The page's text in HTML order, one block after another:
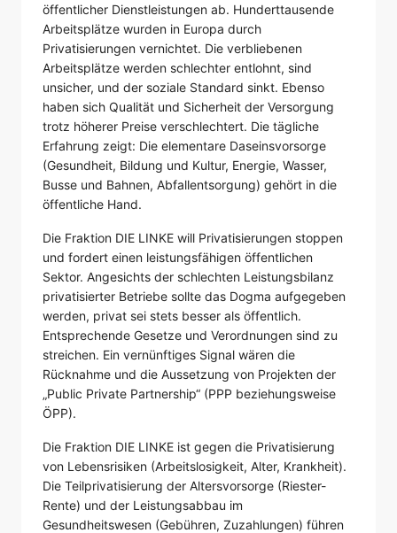
öffentlicher Dienstleistungen ab. Hunderttausende
Arbeitsplätze wurden in Europa durch
Privatisierungen vernichtet. Die verbliebenen
Arbeitsplätze werden schlechter entlohnt, sind
unsicher, und der soziale Standard sinkt. Ebenso
haben sich Qualität und Sicherheit der Versorgung
trotz höherer Preise verschlechtert. Die tägliche
Erfahrung zeigt: Die elementare Daseinsvorsorge
(Gesundheit, Bildung und Kultur, Energie, Wasser,
Busse und Bahnen, Abfallentsorgung) gehört in die
öffentliche Hand.
Die Fraktion DIE LINKE will Privatisierungen stoppen
und fordert einen leistungsfähigen öffentlichen
Sektor. Angesichts der schlechten Leistungsbilanz
privatisierter Betriebe sollte das Dogma aufgegeben
werden, privat sei stets besser als öffentlich.
Entsprechende Gesetze und Verordnungen sind zu
streichen. Ein vernünftiges Signal wären die
Rücknahme und die Aussetzung von Projekten der
„Public Private Partnership“ (PPP beziehungsweise
ÖPP).
Die Fraktion DIE LINKE ist gegen die Privatisierung
von Lebensrisiken (Arbeitslosigkeit, Alter, Krankheit).
Die Teilprivatisierung der Altersvorsorge (Riester-
Rente) und der Leistungsabbau im
Gesundheitswesen (Gebühren, Zuzahlungen) führen